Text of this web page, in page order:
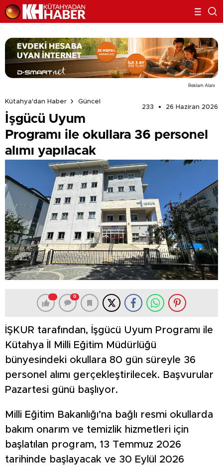
Reklam Alanı
Kütahya'dan Haber
Güncel
233
26 Haziran 2026
İşgücü Uyum
Programı ile okullara 36 personel
alımı yapılacak
0
İŞKUR tarafından, İşgücü Uyum Programı ile
Kütahya İl Milli Eğitim Müdürlüğü
bünyesindeki okullara 80 gün süreyle 36
personel alımı gerçekleştirilecek. Başvurular
Pazartesi günü başlıyor.
Milli Eğitim Bakanlığı’na bağlı resmi okullarda
bakım onarım ve temizlik hizmetleri için
başlatılan program, 13 Temmuz 2026
tarihinde başlayacak ve 30 Eylül 2026